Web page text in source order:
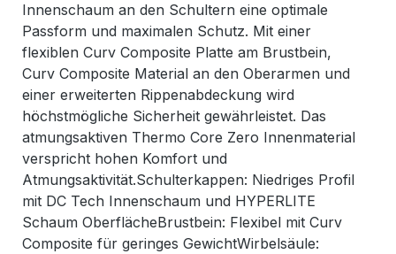
Innenschaum an den Schultern eine optimale
Passform und maximalen Schutz. Mit einer
flexiblen Curv Composite Platte am Brustbein,
Curv Composite Material an den Oberarmen und
einer erweiterten Rippenabdeckung wird
höchstmögliche Sicherheit gewährleistet. Das
atmungsaktiven Thermo Core Zero Innenmaterial
verspricht hohen Komfort und
Atmungsaktivität.Schulterkappen: Niedriges Profil
mit DC Tech Innenschaum und HYPERLITE
Schaum OberflächeBrustbein: Flexibel mit Curv
Composite für geringes GewichtWirbelsäule: